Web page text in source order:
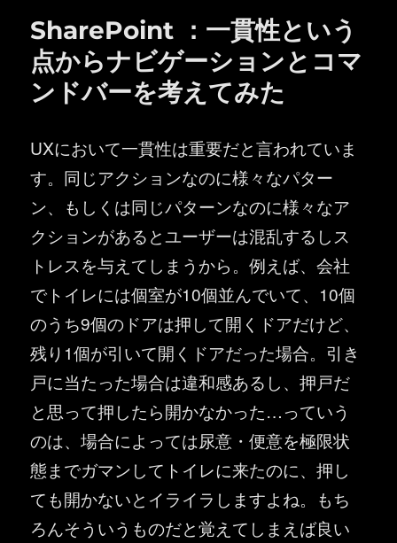
SharePoint ：一貫性という
点からナビゲーションとコマ
ンドバーを考えてみた
UXにおいて一貫性は重要だと言われていま
す。同じアクションなのに様々なパター
ン、もしくは同じパターンなのに様々なア
クションがあるとユーザーは混乱するしス
トレスを与えてしまうから。例えば、会社
でトイレには個室が10個並んでいて、10個
のうち9個のドアは押して開くドアだけど、
残り1個が引いて開くドアだった場合。引き
戸に当たった場合は違和感あるし、押戸だ
と思って押したら開かなかった…っていう
のは、場合によっては尿意・便意を極限状
態までガマンしてトイレに来たのに、押し
ても開かないとイライラしますよね。もち
ろんそういうものだと覚えてしまえば良い